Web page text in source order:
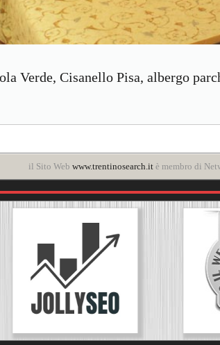
Verde, Cisanello Pisa, albergo
il Sito Web www.trentinosearch.it è membro di